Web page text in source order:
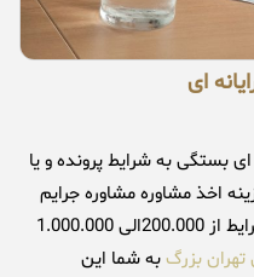
ای
بستگی به شرایط پرونده و یا
اخذ مشاوره مشاوره جرایم
سایبری و رایانه ای با توجه به این شرایط از 200.000الی 1.000.000
بزرگبه شما این